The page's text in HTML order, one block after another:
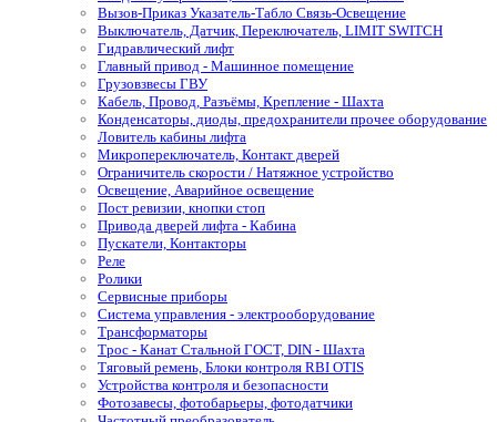
Вызов-Приказ Указатель-Табло Связь-Освещение
Выключатель, Датчик, Переключатель, LIMIT SWITCH
Гидравлический лифт
Главный привод - Машинное помещение
Грузовзвесы ГВУ
Кабель, Провод, Разъёмы, Крепление - Шахта
Конденсаторы, диоды, предохранители прочее оборудование
Ловитель кабины лифта
Микропереключатель, Контакт дверей
Ограничитель скорости / Натяжное устройство
Освещение, Аварийное освещение
Пост ревизии, кнопки стоп
Привода дверей лифта - Кабина
Пускатели, Контакторы
Реле
Ролики
Сервисные приборы
Система управления - электрооборудование
Трансформаторы
Трос - Канат Стальной ГОСТ, DIN - Шахта
Тяговый ремень, Блоки контроля RBI OTIS
Устройства контроля и безопасности
Фотозавесы, фотобарьеры, фотодатчики